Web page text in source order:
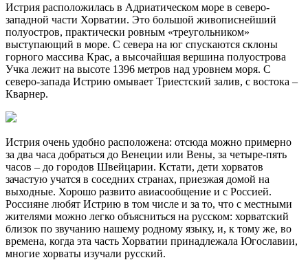
Истрия расположилась в Адриатическом море в северо-
западной части Хорватии. Это большой живописнейший
полуостров, практически ровным «треугольником»
выступающий в море. С севера на юг спускаются склоны
горного массива Крас, а высочайшая вершина полуострова
Учка лежит на высоте 1396 метров над уровнем моря. С
северо-запада Истрию омывает Триестский залив, с востока –
Кварнер.
Истрия очень удобно расположена: отсюда можно примерно
за два часа добраться до Венеции или Вены, за четыре-пять
часов – до городов Швейцарии. Кстати, дети хорватов
зачастую учатся в соседних странах, приезжая домой на
выходные. Хорошо развито авиасообщение и с Россией.
Россияне любят Истрию в том числе и за то, что с местными
жителями можно легко объясниться на русском: хорватский
близок по звучанию нашему родному языку, и, к тому же, во
времена, когда эта часть Хорватии принадлежала Югославии,
многие хорваты изучали русский.